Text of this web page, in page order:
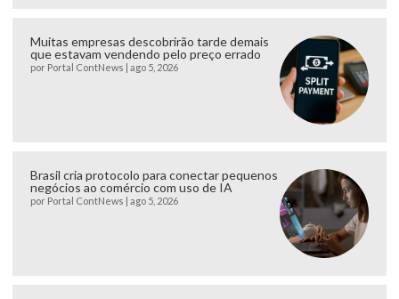
Muitas empresas descobrirão tarde demais
que estavam vendendo pelo preço errado
por Portal ContNews | ago 5, 2026
Brasil cria protocolo para conectar pequenos
negócios ao comércio com uso de IA
por Portal ContNews | ago 5, 2026